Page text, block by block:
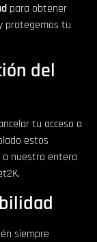
para obtener
protegemos tu
del
tu acceso a
estos
a nuestra entera
siempre